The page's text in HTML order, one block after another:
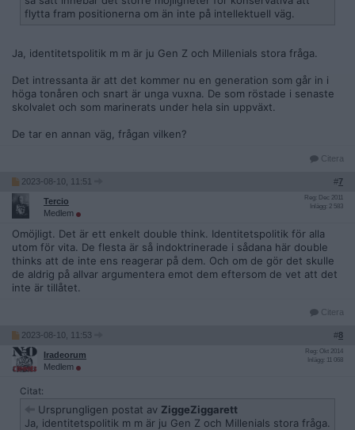
brännande än någonsin tidigare.
ens-partisaner/
Från höger har detta också diskuterats tidigare. Belgaren
Robert Steuckersskrev på 1980-talet om gemensamma drag
hos postmodern vänsterfilosofi och den s.k. nya högern,
Europa när det begav sig. Han har
Hur ser ni på det här? Att woke-vänsterns förkastande av
centrala upplysningsidéer är inspirerat av konservativa
tänkare råder det inga tvivel om. Men kan det verkligen leda
Neimans bok har t.ex.omfamnats av Quillette, en publikation
som existerar för att suga upp missnöje över woke-
vänsterns härjande och kanalisera det i en liberal motreaktion
- ungefär samma sak som Jordan Peterson sysslar med. Om
allting fastnar i en dikotomi mellan woke-vänster och liberal
göra sig till alternativ i sin egen rätt, inte vara en
sidodiskussion i sina fienders käbbel.
flytta fram positionerna om än inte på intellektuell väg.
Ja, identitetspolitik m m är ju Gen Z och Millenials stora fråga.
Det intressanta är att det kommer nu en generation som går in i
höga tonåren och snart är unga vuxna. De som röstade i senaste
skolvalet och som marinerats under hela sin uppväxt.
De tar en annan väg, frågan vilken?
Citera
2023-08-10, 11:51 #7
Tercio
Medlem
Reg: Dec 2011
Inlägg: 2 583
Omöjligt. Det är ett enkelt double think. Identitetspolitik för alla
utom för vita. De flesta är så indoktrinerade i sådana här double
thinks att de inte ens reagerar på dem. Och om de gör det skulle
de aldrig på allvar argumentera emot dem eftersom de vet att det
inte är tillåtet.
Citera
2023-08-10, 11:53 #8
Iradeorum
Medlem
Reg: Okt 2014
Inlägg: 11 068
Citat:
Ursprungligen postat av ZiggeZiggarett
Ja, identitetspolitik m m är ju Gen Z och Millenials stora fråga.